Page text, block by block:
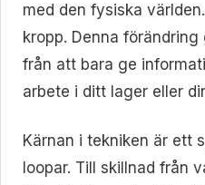
med den fysiska
kropp. Denna
från att bara ge
arbete i ditt lager eller
Kärnan i tekniken är ett
loopar. Till skillnad från